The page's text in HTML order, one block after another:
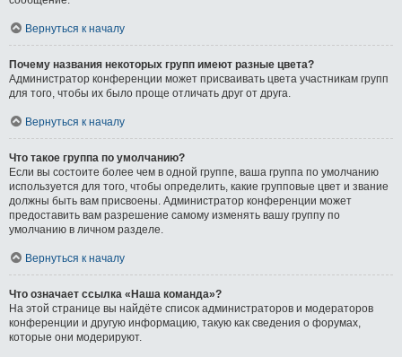
Вернуться к началу
Почему названия некоторых групп имеют разные цвета?
Администратор конференции может присваивать цвета участникам групп
для того, чтобы их было проще отличать друг от друга.
Вернуться к началу
Что такое группа по умолчанию?
Если вы состоите более чем в одной группе, ваша группа по умолчанию
используется для того, чтобы определить, какие групповые цвет и звание
должны быть вам присвоены. Администратор конференции может
предоставить вам разрешение самому изменять вашу группу по
умолчанию в личном разделе.
Вернуться к началу
Что означает ссылка «Наша команда»?
На этой странице вы найдёте список администраторов и модераторов
конференции и другую информацию, такую как сведения о форумах,
которые они модерируют.